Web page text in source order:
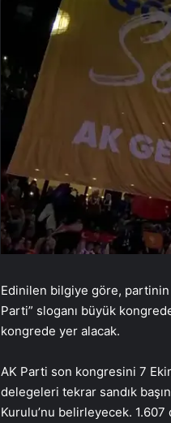
Edinilen bilgiye göre, partinin
Parti” sloganı büyük
kongrede yer alacak.
AK Parti son kongresini 7
delegeleri tekrar sandık
Kurulu’nu belirleyecek.